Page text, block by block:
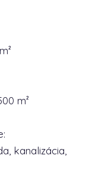
m²
kanalizácia,